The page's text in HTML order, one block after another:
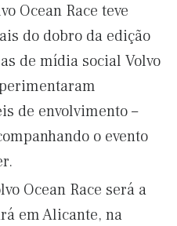
Ocean Race teve
do dobro da edição
de mídia social Volvo
de envolvimento –
o evento
Ocean Race será a
em Alicante, na